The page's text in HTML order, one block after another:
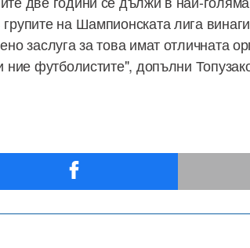
на Шампионската лига
заслуга за това имат отличната
ние футболистите", допълни